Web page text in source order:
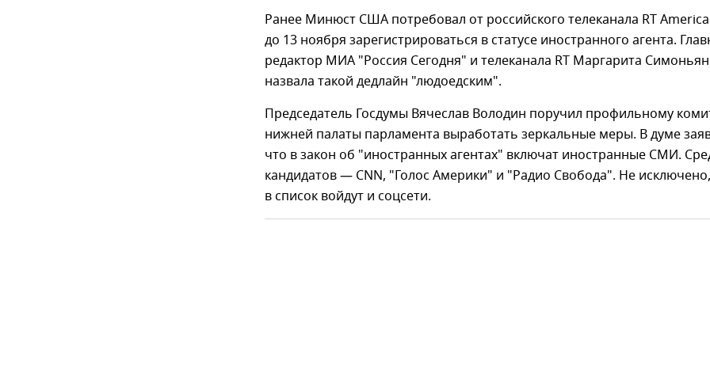
Ранее Минюст США потребовал от российского телеканала RT America
до 13 ноября зарегистрироваться в статусе иностранного агента.
редактор МИА "Россия Сегодня" и телеканала RT Маргарита Симоньян
назвала такой дедлайн "людоедским".
Председатель Госдумы Вячеслав Володин поручил профильному
нижней палаты парламента выработать зеркальные меры. В думе
что в закон об "иностранных агентах" включат иностранные СМИ.
кандидатов — CNN, "Голос Америки" и "Радио Свобода". Не
в список войдут и соцсети.